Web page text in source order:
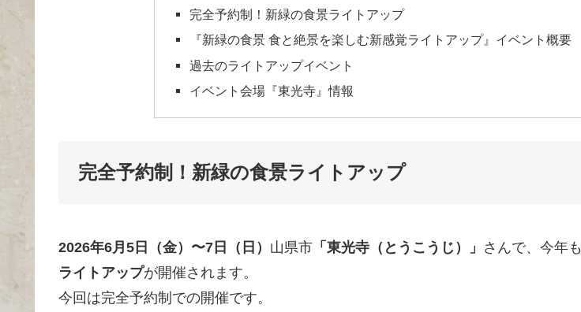
完全予約制！新緑の食景ライトアップ
『新緑の食景 食と絶景を楽しむ新感覚ライトアップ』イベント概要
過去のライトアップイベント
イベント会場『東光寺』情報
完全予約制！新緑の食景ライトアップ
2026年6月5日（金）〜7日（日） 山県市 「東光寺（とうこうじ）」 さんで、今年も
ライトアップが開催されます。
今回は完全予約制での開催です。